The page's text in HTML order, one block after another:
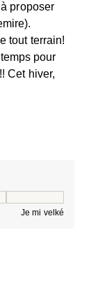
proposer
tout terrain!
pour
Cet hiver,
Je mi velké